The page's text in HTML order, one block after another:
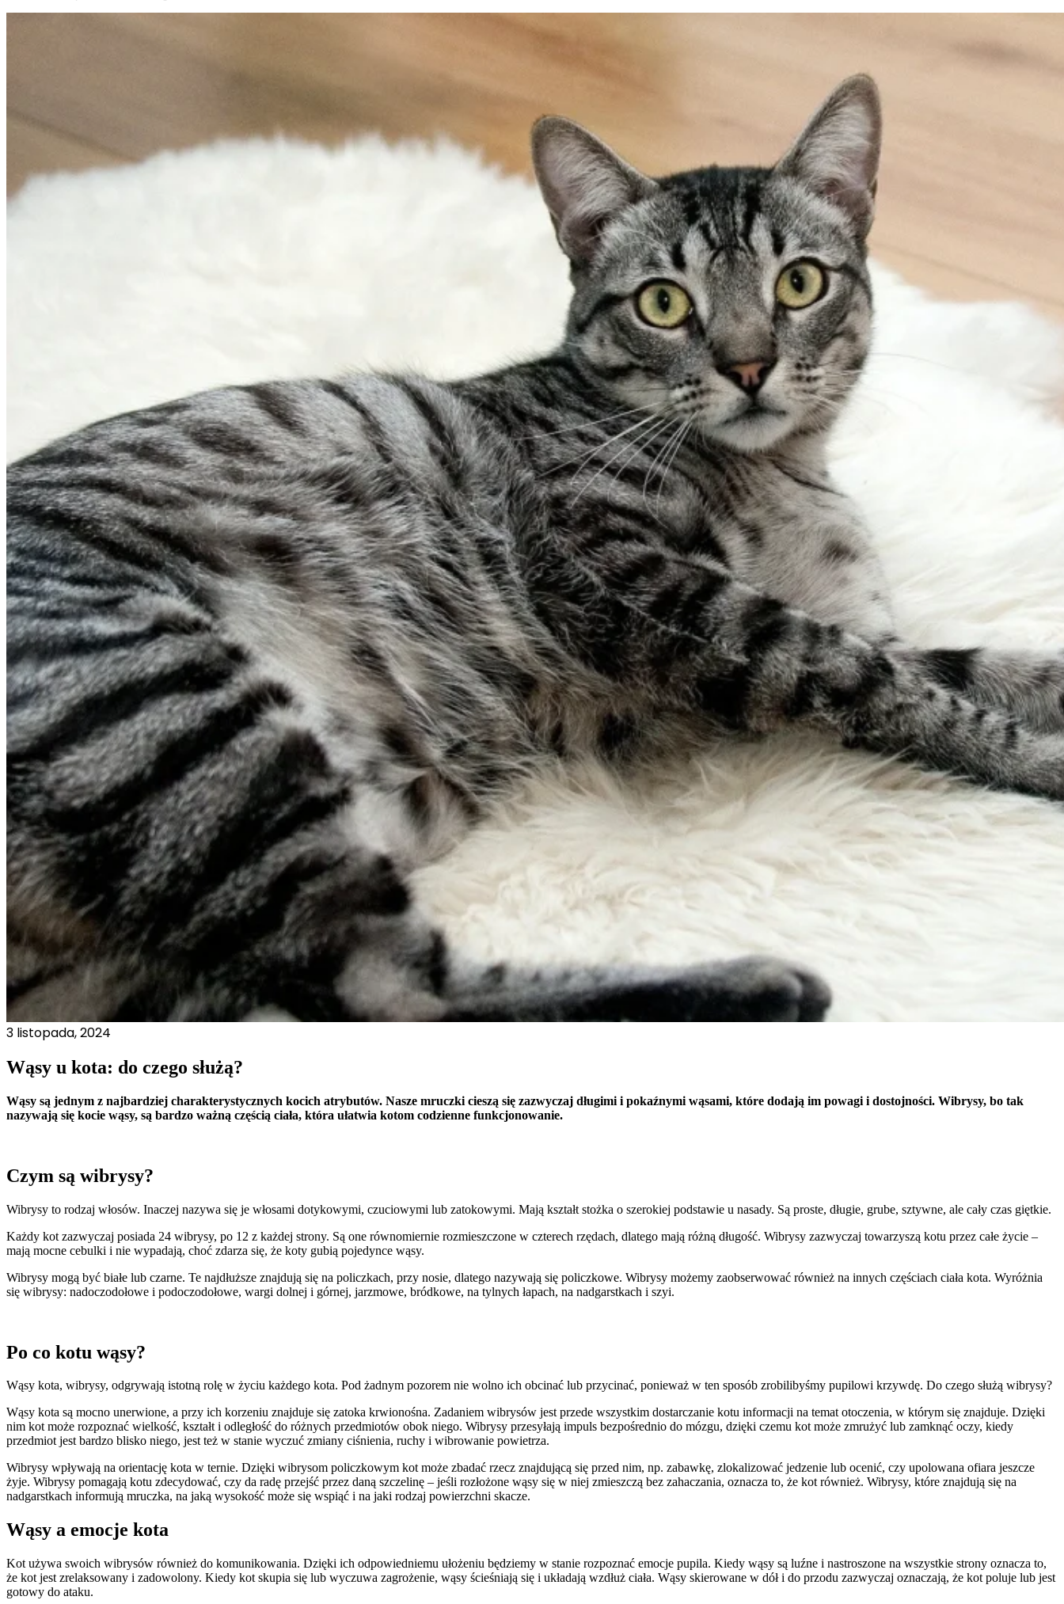
3 listopada, 2024
Wąsy u kota: do czego służą?
Wąsy są jednym z najbardziej charakterystycznych kocich atrybutów. Nasze mruczki cieszą się zazwyczaj długimi i pokaźnymi wąsami, które dodają im powagi i dostojności. Wibrysy, bo tak
nazywają się kocie wąsy, są bardzo ważną częścią ciała, która ułatwia kotom codzienne funkcjonowanie.
Czym są wibrysy?
Wibrysy to rodzaj włosów. Inaczej nazywa się je włosami dotykowymi, czuciowymi lub zatokowymi. Mają kształt stożka o szerokiej podstawie u nasady. Są proste, długie, grube, sztywne, ale cały czas giętkie.
Każdy kot zazwyczaj posiada 24 wibrysy, po 12 z każdej strony. Są one równomiernie rozmieszczone w czterech rzędach, dlatego mają różną długość. Wibrysy zazwyczaj towarzyszą kotu przez całe życie –
mają mocne cebulki i nie wypadają, choć zdarza się, że koty gubią pojedynce wąsy.
Wibrysy mogą być białe lub czarne. Te najdłuższe znajdują się na policzkach, przy nosie, dlatego nazywają się policzkowe. Wibrysy możemy zaobserwować również na innych częściach ciała kota. Wyróżnia
się wibrysy: nadoczodołowe i podoczodołowe, wargi dolnej i górnej, jarzmowe, bródkowe, na tylnych łapach, na nadgarstkach i szyi.
Po co kotu wąsy?
Wąsy kota, wibrysy, odgrywają istotną rolę w życiu każdego kota. Pod żadnym pozorem nie wolno ich obcinać lub przycinać, ponieważ w ten sposób zrobilibyśmy pupilowi krzywdę. Do czego służą wibrysy?
Wąsy kota są mocno unerwione, a przy ich korzeniu znajduje się zatoka krwionośna. Zadaniem wibrysów jest przede wszystkim dostarczanie kotu informacji na temat otoczenia, w którym się znajduje. Dzięki
nim kot może rozpoznać wielkość, kształt i odległość do różnych przedmiotów obok niego. Wibrysy przesyłają impuls bezpośrednio do mózgu, dzięki czemu kot może zmrużyć lub zamknąć oczy, kiedy
przedmiot jest bardzo blisko niego, jest też w stanie wyczuć zmiany ciśnienia, ruchy i wibrowanie powietrza.
Wibrysy wpływają na orientację kota w ternie. Dzięki wibrysom policzkowym kot może zbadać rzecz znajdującą się przed nim, np. zabawkę, zlokalizować jedzenie lub ocenić, czy upolowana ofiara jeszcze
żyje. Wibrysy pomagają kotu zdecydować, czy da radę przejść przez daną szczelinę – jeśli rozłożone wąsy się w niej zmieszczą bez zahaczania, oznacza to, że kot również. Wibrysy, które znajdują się na
nadgarstkach informują mruczka, na jaką wysokość może się wspiąć i na jaki rodzaj powierzchni skacze.
Wąsy a emocje kota
Kot używa swoich wibrysów również do komunikowania. Dzięki ich odpowiedniemu ułożeniu będziemy w stanie rozpoznać emocje pupila. Kiedy wąsy są luźne i nastroszone na wszystkie strony oznacza to,
że kot jest zrelaksowany i zadowolony. Kiedy kot skupia się lub wyczuwa zagrożenie, wąsy ścieśniają się i układają wzdłuż ciała. Wąsy skierowane w dół i do przodu zazwyczaj oznaczają, że kot poluje lub jest
gotowy do ataku.
witrynie. Informacje o tym, jak korzystasz z naszej witryny, udostępniamy partnerom społecznościowym, reklamowym i analitycznym.
Niezbędne
Pliki cookie dotyczące preferencji umożliwiają stronie zapamiętanie informacji, które zmieniają wygląd lub funkcjonowanie strony, np.
Statystyka
Statystyczne pliki cookie pomagają właścicielem stron internetowych zrozumieć, w jaki sposób różni użytkownicy zachowują się na stronie,
gromadząc i zgłaszając anonimowe informacje.
istotne i interesujące dla poszczególnych użytkowników i tym samym bardziej cenne dla wydawców i reklamodawców strony trzeciej.